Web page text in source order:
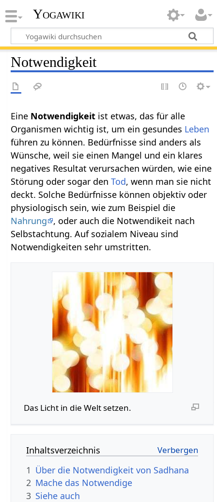
Yogawiki
Notwendigkeit
Eine Notwendigkeit ist etwas, das für alle
Organismen wichtig ist, um ein gesundes Leben
führen zu können. Bedürfnisse sind anders als
Wünsche, weil sie einen Mangel und ein klares
negatives Resultat verursachen würden, wie eine
Störung oder sogar denTod, wenn man sie nicht
deckt. Solche Bedürfnisse können objektiv oder
physiologisch sein, wie zum Beispiel die
Nahrung
, oder auch die Notwendikeit nach
Selbstachtung. Auf sozialem Niveau sind
Notwendigkeiten sehr umstritten.
Das Licht in die Welt setzen.
Inhaltsverzeichnis
1 Über die Notwendigkeit von Sadhana
2 Mache das Notwendige
3 Siehe auch